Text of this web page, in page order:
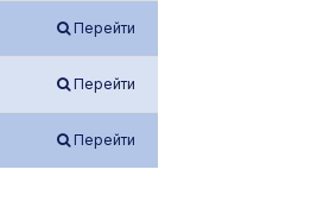
Перейти
Перейти
Перейти